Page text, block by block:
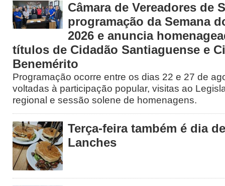
Câmara de Vereadores de
programação da Semana
2026 e anuncia
títulos de Cidadão Santiaguense e
Benemérito
Programação ocorre entre os dias 22 e 27 de
voltadas à participação popular, visitas ao
regional e sessão solene de homenagens.
Terça-feira também é dia
Lanches